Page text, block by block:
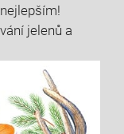
jelenů a